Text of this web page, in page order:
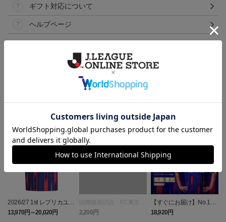
ギフト対応について
ヘルプページ
2026/27 1st レプリカユニ
フォーム 半袖
13,970円～20,020円
国際親善試合 FC東京
対 ボルシア ドルトムン
ト プリントタオルマフ
2,200円
【すぐにお届け】No.10
佐藤 恵允選手 2026/27 1s
t レプリカユニフォーム
18,920円